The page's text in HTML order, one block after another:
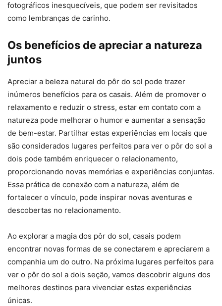
fotográficos inesquecíveis, que podem ser revisitados
como lembranças de carinho.
Os benefícios de apreciar a natureza
juntos
Apreciar a beleza natural do pôr do sol pode trazer
inúmeros benefícios para os casais. Além de promover o
relaxamento e reduzir o stress, estar em contato com a
natureza pode melhorar o humor e aumentar a sensação
de bem-estar. Partilhar estas experiências em locais que
são considerados lugares perfeitos para ver o pôr do sol a
dois pode também enriquecer o relacionamento,
proporcionando novas memórias e experiências conjuntas.
Essa prática de conexão com a natureza, além de
fortalecer o vínculo, pode inspirar novas aventuras e
descobertas no relacionamento.
Ao explorar a magia dos pôr do sol, casais podem
encontrar novas formas de se conectarem e apreciarem a
companhia um do outro. Na próxima lugares perfeitos para
ver o pôr do sol a dois seção, vamos descobrir alguns dos
melhores destinos para vivenciar estas experiências
únicas.